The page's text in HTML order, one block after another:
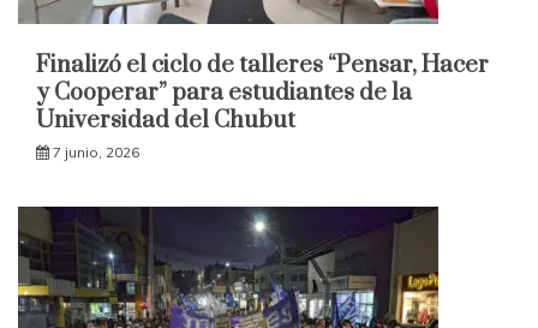
Finalizó el ciclo de talleres “Pensar, Hacer
y Cooperar” para estudiantes de la
Universidad del Chubut
7 junio, 2026